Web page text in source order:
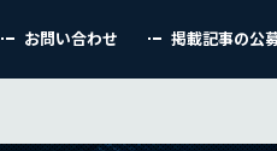
お問い合わせ 掲載記事の公